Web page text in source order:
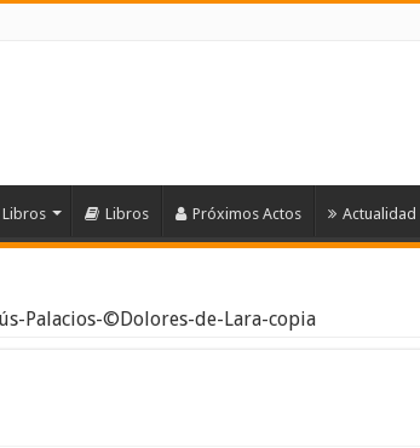
Libros Libros Próximos Actos Actualidad
Palacios-©Dolores-de-Lara-copia